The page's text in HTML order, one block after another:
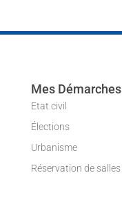
Mes Démarches
Etat civil
Élections
Urbanisme
Réservation de salles